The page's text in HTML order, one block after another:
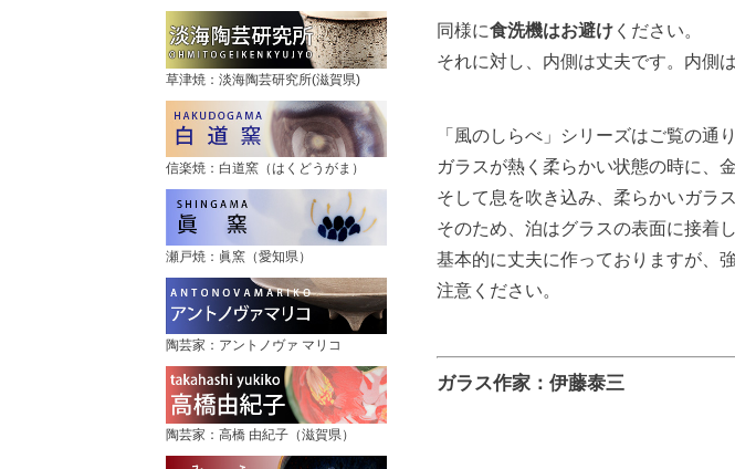
草津焼：淡海陶芸研究所(滋賀県)
信楽焼：白道窯（はくどうがま）
瀬戸焼：眞窯（愛知県）
陶芸家：アントノヴァ マリコ
陶芸家：高橋 由紀子（滋賀県）
同様に食洗機はお避けください。
それに対し、内側は丈夫です。内側
「風のしらべ」シリーズはご覧の通
ガラスが熱く柔らかい状態の時に、
そして息を吹き込み、柔らかいガラ
そのため、泊はグラスの表面に接着
基本的に丈夫に作っておりますが、
注意ください。
ガラス作家：伊藤泰三